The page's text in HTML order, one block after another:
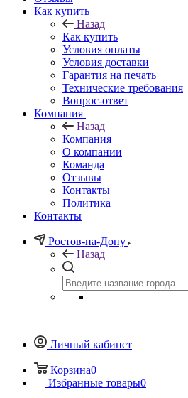
Как купить
Назад
Как купить
Условия оплаты
Условия доставки
Гарантия на печать
Технические требования
Вопрос-ответ
Компания
Назад
Компания
О компании
Команда
Отзывы
Контакты
Политика
Контакты
Ростов-на-Дону
Назад
Личный кабинет
Корзина0
Избранные товары0